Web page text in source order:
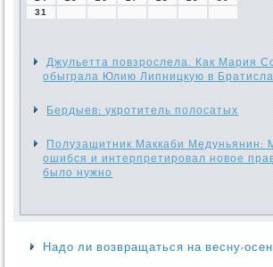
31
Джульетта повзрослела. Как Мария
обыграла Юлию Липницкую в
Бердыев: укротитель полосатых
Полузащитник Маккаби Медуньянин:
ошибся и интерпретировал новое
было нужно
Надо ли возвращаться на весну-